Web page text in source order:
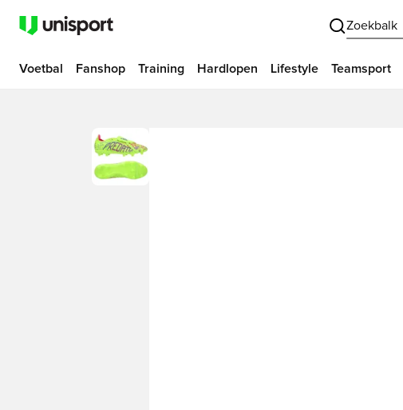
Zoekbalk
Voetbal Fanshop Training Hardlopen Lifestyle Teamsport